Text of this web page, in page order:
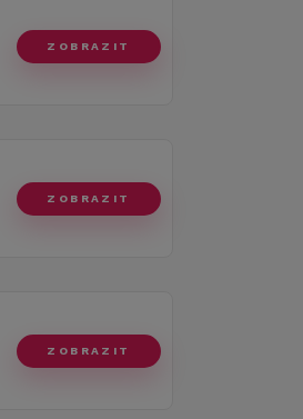
ZOBRAZIT
ZOBRAZIT
ZOBRAZIT